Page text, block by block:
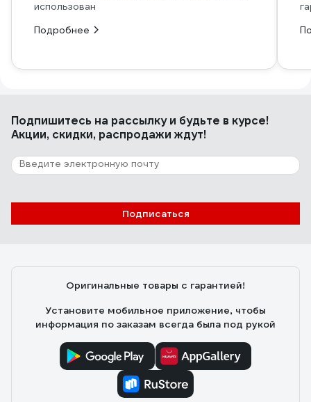
использован
Подробнее
Подпишитесь на рассылкуи будьте в курсе!
Акции, скидки, распродажи ждут!
Подписаться
Оригинальные товары с гарантией!
Установите мобильное приложение, чтобы
информация по заказам всегда была под рукой